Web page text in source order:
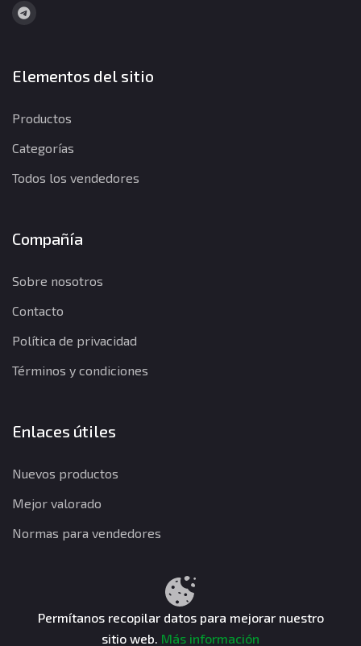
Elementos del sitio
Productos
Categorías
Todos los vendedores
Compañía
Sobre nosotros
Contacto
Política de privacidad
Términos y condiciones
Enlaces útiles
Nuevos productos
Mejor valorado
Normas para vendedores
Términos y condiciones
CuentasGO © 2026. Todos los derechos reservados.
Permítanos recopilar datos para mejorar nuestro
sitio web. Más información